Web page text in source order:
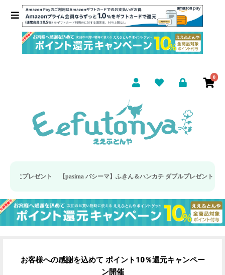
0
ゼント 【pasima パシーマ】ふきん＆ハンカチ ダブルプレゼント ■Mono
お客様への感謝を込めて ポイント10％還元キャンペー
ン開催